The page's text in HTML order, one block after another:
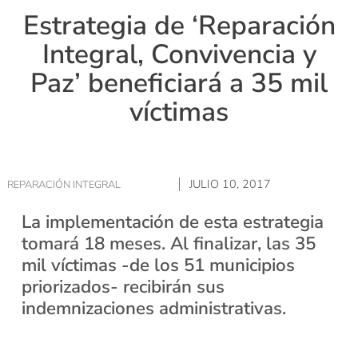
Estrategia de ‘Reparación
Integral, Convivencia y
Paz’ beneficiará a 35 mil
víctimas
REPARACIÓN INTEGRAL JULIO 10, 2017
La implementación de esta estrategia
tomará 18 meses. Al finalizar, las 35
mil víctimas -de los 51 municipios
priorizados- recibirán sus
indemnizaciones administrativas.